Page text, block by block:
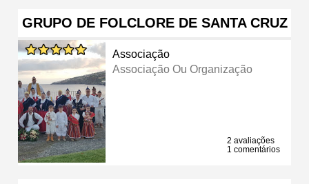
GRUPO DE FOLCLORE DE SANTA CRUZ
Associação
Associação Ou Organização
2 avaliações
1 comentários